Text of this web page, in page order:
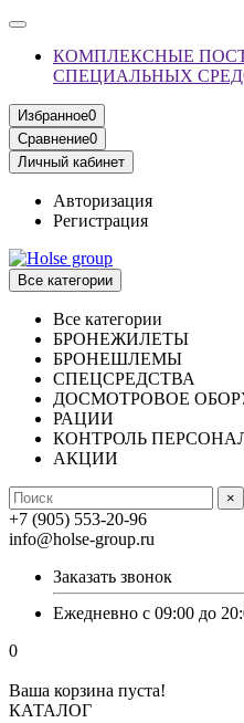
КОМПЛЕКСНЫЕ
СПЕЦИАЛЬНЫХ
Избранное0
Сравнение0
Личный кабинет
Авторизация
Регистрация
Все категории
Все категории
БРОНЕЖИЛЕТЫ
БРОНЕШЛЕМЫ
СПЕЦСРЕДСТВА
ДОСМОТРОВОЕ
РАЦИИ
КОНТРОЛЬ
АКЦИИ
×
+7 (905) 553-20-96
info@holse-group.ru
Заказать звонок
Ежедневно с 09:00 до
0
Ваша корзина пуста!
КАТАЛОГ